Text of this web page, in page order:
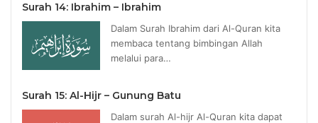
Surah 14: Ibrahim – Ibrahim
Dalam Surah Ibrahim dari Al-Quran kita
membaca tentang bimbingan Allah
melalui para…
Surah 15: Al-Hijr – Gunung Batu
Dalam surah Al-hijr Al-Quran kita dapat